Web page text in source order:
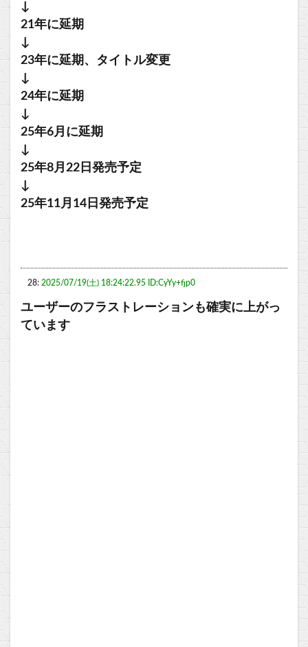
↓
21年に延期
↓
23年に延期、タイトル変更
↓
24年に延期
↓
25年6月に延期
↓
25年8月22日発売予定
↓
25年11月14日発売予定
28: 2025/07/19(土) 18:24:22.95 ID:CyYy+fjp0
ユーザーのフラストレーションも確実に上がっ
ています